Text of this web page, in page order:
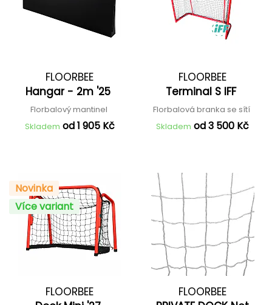
FLOORBEE
Hangar - 2m '25
Florbalový mantinel
Skladem od 1 905 Kč
FLOORBEE
Terminal S IFF
Florbalová branka se sítí
Skladem od 3 500 Kč
Novinka
Více variant
FLOORBEE
FLOORBEE